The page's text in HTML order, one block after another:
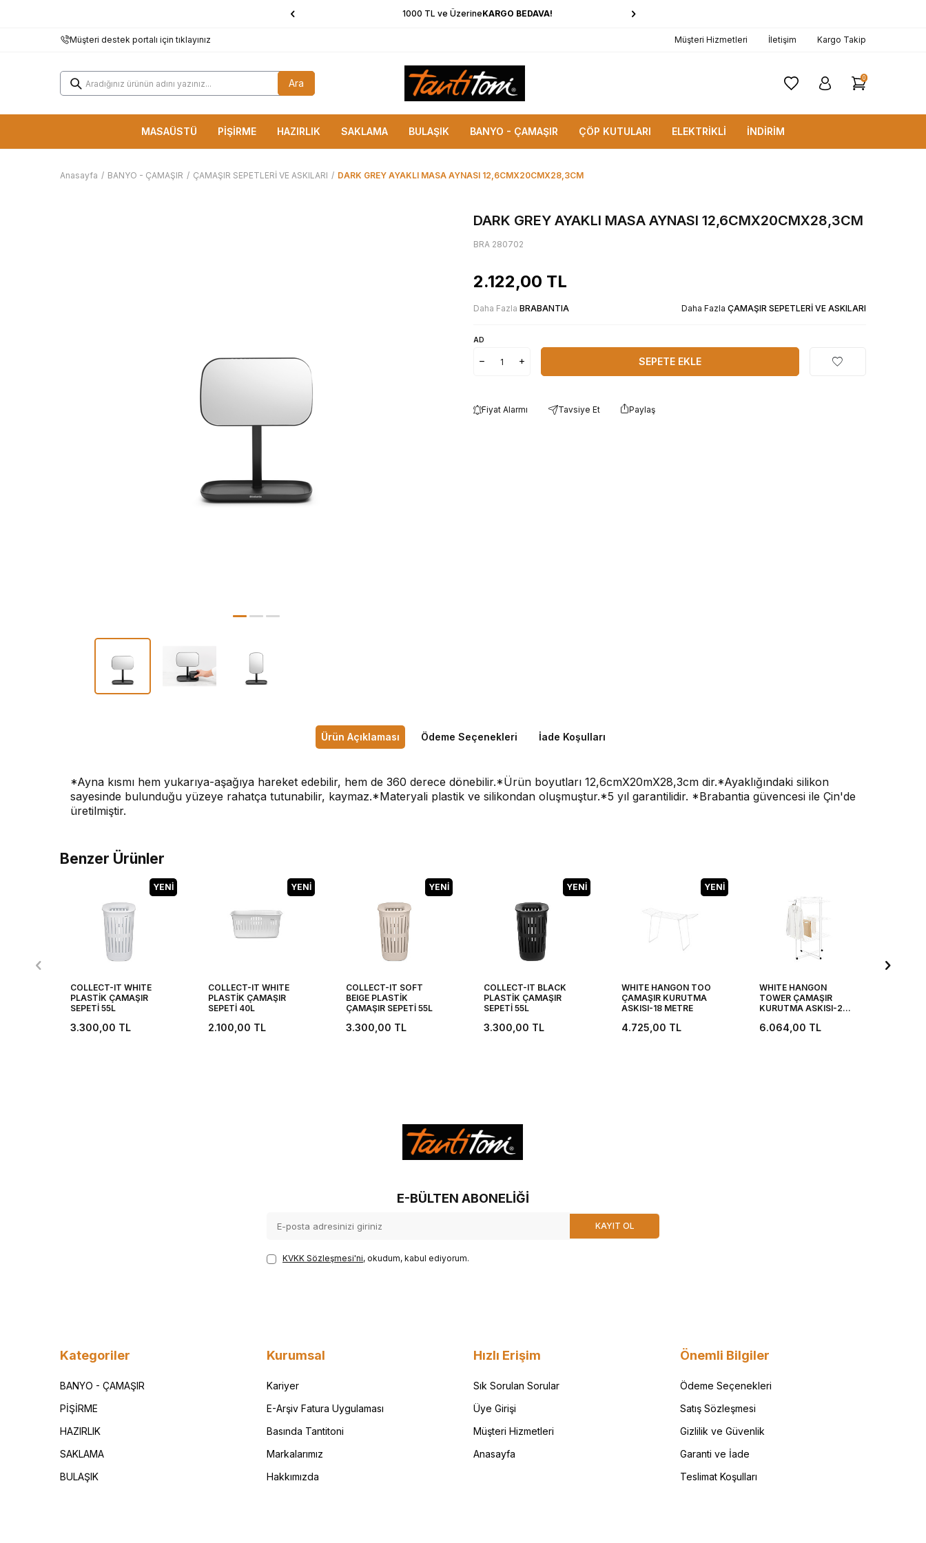
1000 TL ve ÜzerineKARGO BEDAVA!
Müşteri destek portalı için tıklayınız Müşteri Hizmetleri İletişim Kargo Takip
Ara 0
MASAÜSTÜ PİŞİRME HAZIRLIK SAKLAMA BULAŞIK BANYO - ÇAMAŞIR ÇÖP KUTULARI ELEKTRİKLİ İNDİRİM
Anasayfa / BANYO - ÇAMAŞIR / ÇAMAŞIR SEPETLERİ VE ASKILARI / DARK GREY AYAKLI MASA AYNASI 12,6CMX20CMX28,3CM
DARK GREY AYAKLI MASA AYNASI 12,6CMX20CMX28,3CM
BRA 280702
2.122,00 TL
Daha Fazla BRABANTIA Daha Fazla ÇAMAŞIR SEPETLERİ VE ASKILARI
AD
SEPETE EKLE
Fiyat Alarmı Tavsiye Et Paylaş
Ürün Açıklaması Ödeme Seçenekleri İade Koşulları
*Ayna kısmı hem yukarıya-aşağıya hareket edebilir, hem de 360 derece dönebilir.*Ürün boyutları 12,6cmX20mX28,3cm dir.*Ayaklığındaki silikon
sayesinde bulunduğu yüzeye rahatça tutunabilir, kaymaz.*Materyali plastik ve silikondan oluşmuştur.*5 yıl garantilidir. *Brabantia güvencesi ile Çin'de
üretilmiştir.
Benzer Ürünler
YENI
COLLECT-IT WHITE
PLASTİK ÇAMAŞIR
SEPETİ 55L
3.300,00 TL
YENI
COLLECT-IT WHITE
PLASTİK ÇAMAŞIR
SEPETİ 40L
2.100,00 TL
YENI
COLLECT-IT SOFT
BEIGE PLASTİK
ÇAMAŞIR SEPETİ 55L
3.300,00 TL
YENI
COLLECT-IT BLACK
PLASTİK ÇAMAŞIR
SEPETİ 55L
3.300,00 TL
YENI
WHITE HANGON TOO
ÇAMAŞIR KURUTMA
ASKISI-18 METRE
4.725,00 TL
WHITE HANGON
TOWER ÇAMAŞIR
KURUTMA ASKISI-23
6.064,00 TL
E-BÜLTEN ABONELIĞI
KAYIT OL
KVKK Sözleşmesi'ni, okudum, kabul ediyorum.
Kategoriler
BANYO - ÇAMAŞIR
PİŞİRME
HAZIRLIK
SAKLAMA
BULAŞIK
Kurumsal
Kariyer
E-Arşiv Fatura Uygulaması
Basında Tantitoni
Markalarımız
Hakkımızda
Hızlı Erişim
Sık Sorulan Sorular
Üye Girişi
Müşteri Hizmetleri
Anasayfa
Önemli Bilgiler
Ödeme Seçenekleri
Satış Sözleşmesi
Gizlilik ve Güvenlik
Garanti ve İade
Teslimat Koşulları